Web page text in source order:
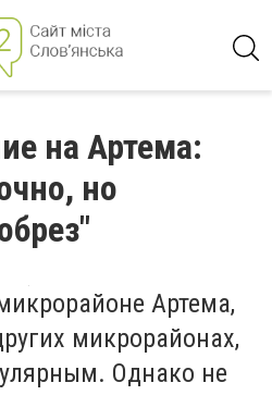
на Артема:
но
Артема,
микрорайонах,
Однако не